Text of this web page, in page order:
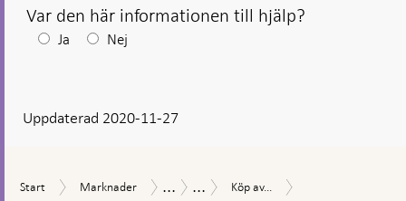
Var den här informationen till hjälp?
Efter
visas
Ja Nej
Uppdaterad 2020-11-27
Start
Start Marknader
Marknader
Åtgärder
...
Åtgärder
...
Köp
Köp av...